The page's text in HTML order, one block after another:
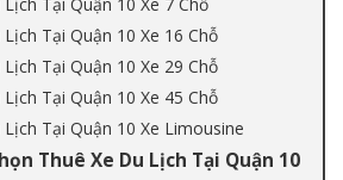
Tại Quận 10 Xe 16 Chỗ
Tại Quận 10 Xe 29 Chỗ
Tại Quận 10 Xe 45 Chỗ
Lịch Tại Quận 10 Xe Limousine
Thuê Xe Du Lịch Tại Quận 10